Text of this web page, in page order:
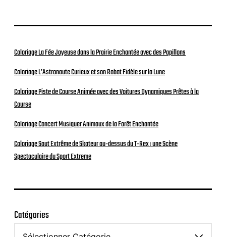
Coloriage La Fée Joyeuse dans la Prairie Enchantée avec des Papillons
Coloriage L’Astronaute Curieux et son Robot Fidèle sur la Lune
Coloriage Piste de Course Animée avec des Voitures Dynamiques Prêtes à la
Course
Coloriage Concert Musiquer Animaux de la Forêt Enchantée
Coloriage Saut Extrême de Skateur au-dessus du T-Rex : une Scène
Spectaculaire du Sport Extreme
Catégories